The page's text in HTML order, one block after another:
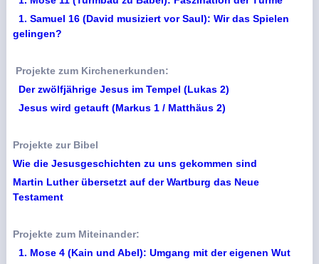
1. Samuel 16 (David musiziert vor Saul): Wir das Spielen
gelingen?
Projekte zum Kirchenerkunden:
Der zwölfjährige Jesus im Tempel (Lukas 2)
Jesus wird getauft (Markus 1 / Matthäus 2)
Projekte zur Bibel
Wie die Jesusgeschichten zu uns gekommen sind
Martin Luther übersetzt auf der Wartburg das Neue
Testament
Projekte zum Miteinander:
1. Mose 4 (Kain und Abel): Umgang mit der eigenen Wut